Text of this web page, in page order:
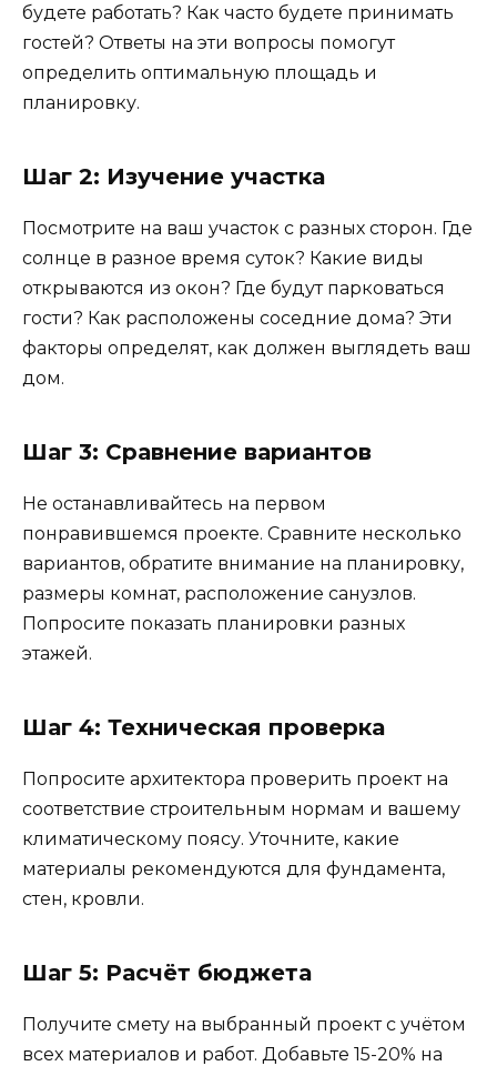
будете работать? Как часто будете принимать
гостей? Ответы на эти вопросы помогут
определить оптимальную площадь и
планировку.
Шаг 2: Изучение участка
Посмотрите на ваш участок с разных сторон. Где
солнце в разное время суток? Какие виды
открываются из окон? Где будут парковаться
гости? Как расположены соседние дома? Эти
факторы определят, как должен выглядеть ваш
дом.
Шаг 3: Сравнение вариантов
Не останавливайтесь на первом
понравившемся проекте. Сравните несколько
вариантов, обратите внимание на планировку,
размеры комнат, расположение санузлов.
Попросите показать планировки разных
этажей.
Шаг 4: Техническая проверка
Попросите архитектора проверить проект на
соответствие строительным нормам и вашему
климатическому поясу. Уточните, какие
материалы рекомендуются для фундамента,
стен, кровли.
Шаг 5: Расчёт бюджета
Получите смету на выбранный проект с учётом
всех материалов и работ. Добавьте 15-20% на